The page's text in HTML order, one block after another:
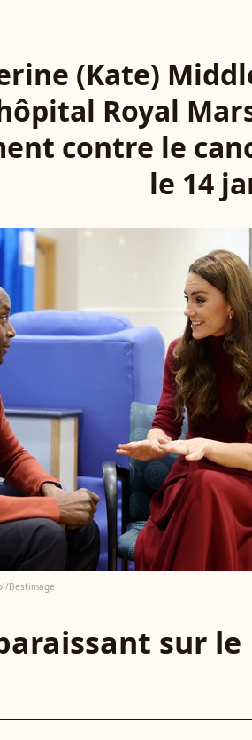
(Kate)
Royal
contre le
le 14
Bestimage
sur le